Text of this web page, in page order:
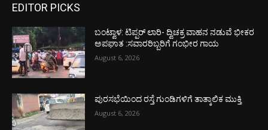
EDITOR PICKS
ಬಂಟ್ವಾಳ: ಟಿಪ್ಪರ್ ಲಾರಿ- ದ್ವಿಚಕ್ರ ವಾಹನ ನಡುವೆ ಭೀಕರ
ಅಪಘಾತ :ಸವಾರರಿಬ್ಬರಿಗೆ ಗಂಭೀರ ಗಾಯ
August 6, 2026
ಪುರಸಭೆಯಿಂದ ರಸ್ತೆ ಗುಂಡಿಗಳಿಗೆ ತಾತ್ಕಾಲಿಕ ಮುಕ್ತಿ
August 6, 2026